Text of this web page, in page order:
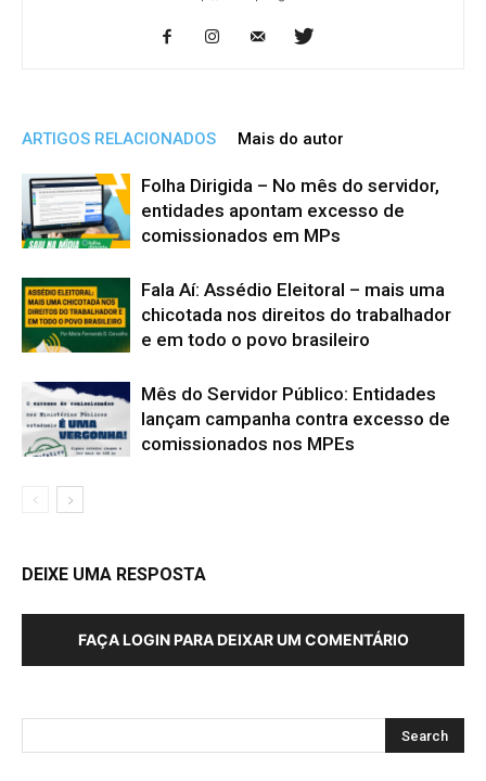
ARTIGOS RELACIONADOS Mais do autor
Folha Dirigida – No mês do servidor,
entidades apontam excesso de
comissionados em MPs
Fala Aí: Assédio Eleitoral – mais uma
chicotada nos direitos do trabalhador
e em todo o povo brasileiro
Mês do Servidor Público: Entidades
lançam campanha contra excesso de
comissionados nos MPEs
DEIXE UMA RESPOSTA
FAÇA LOGIN PARA DEIXAR UM COMENTÁRIO